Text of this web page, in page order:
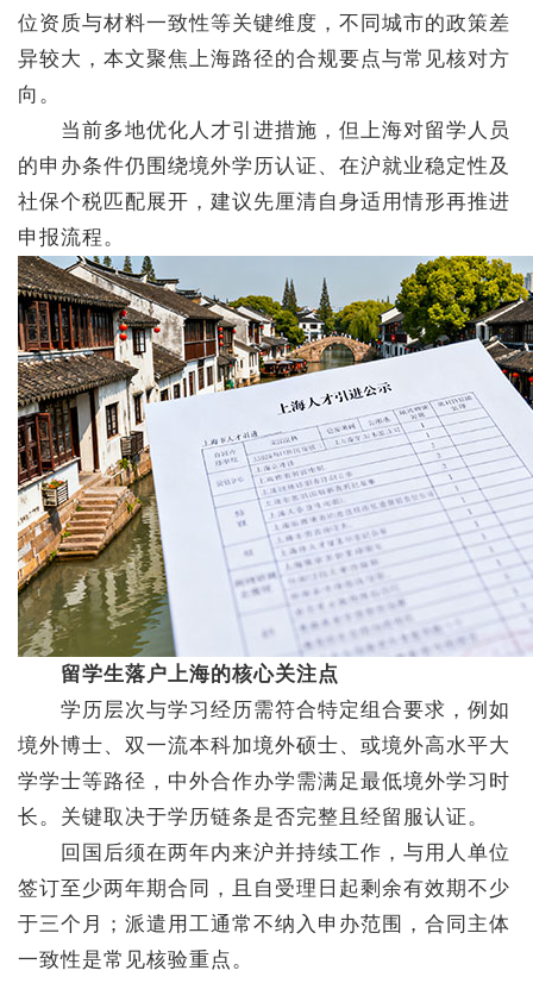
位资质与材料一致性等关键维度，不同城市的政策差
异较大，本文聚焦上海路径的合规要点与常见核对方
向。
当前多地优化人才引进措施，但上海对留学人员
的申办条件仍围绕境外学历认证、在沪就业稳定性及
社保个税匹配展开，建议先厘清自身适用情形再推进
申报流程。
留学生落户上海的核心关注点
学历层次与学习经历需符合特定组合要求，例如
境外博士、双一流本科加境外硕士、或境外高水平大
学学士等路径，中外合作办学需满足最低境外学习时
长。关键取决于学历链条是否完整且经留服认证。
回国后须在两年内来沪并持续工作，与用人单位
签订至少两年期合同，且自受理日起剩余有效期不少
于三个月；派遣用工通常不纳入申办范围，合同主体
一致性是常见核验重点。